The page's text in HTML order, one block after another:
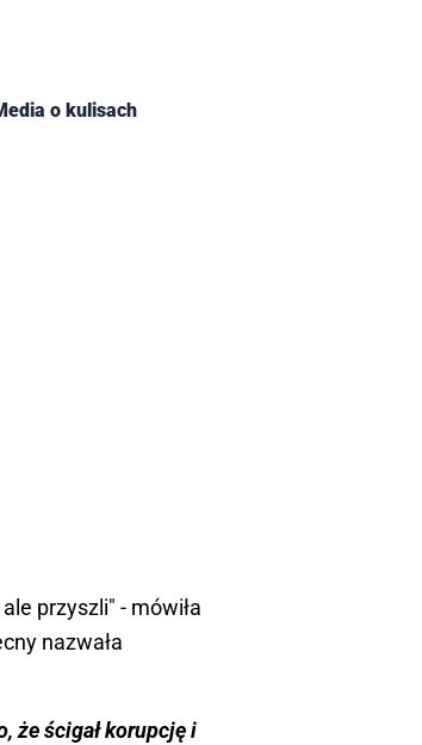
o kulisach
przyszli" - mówiła
nazwała
że ścigał korupcję i